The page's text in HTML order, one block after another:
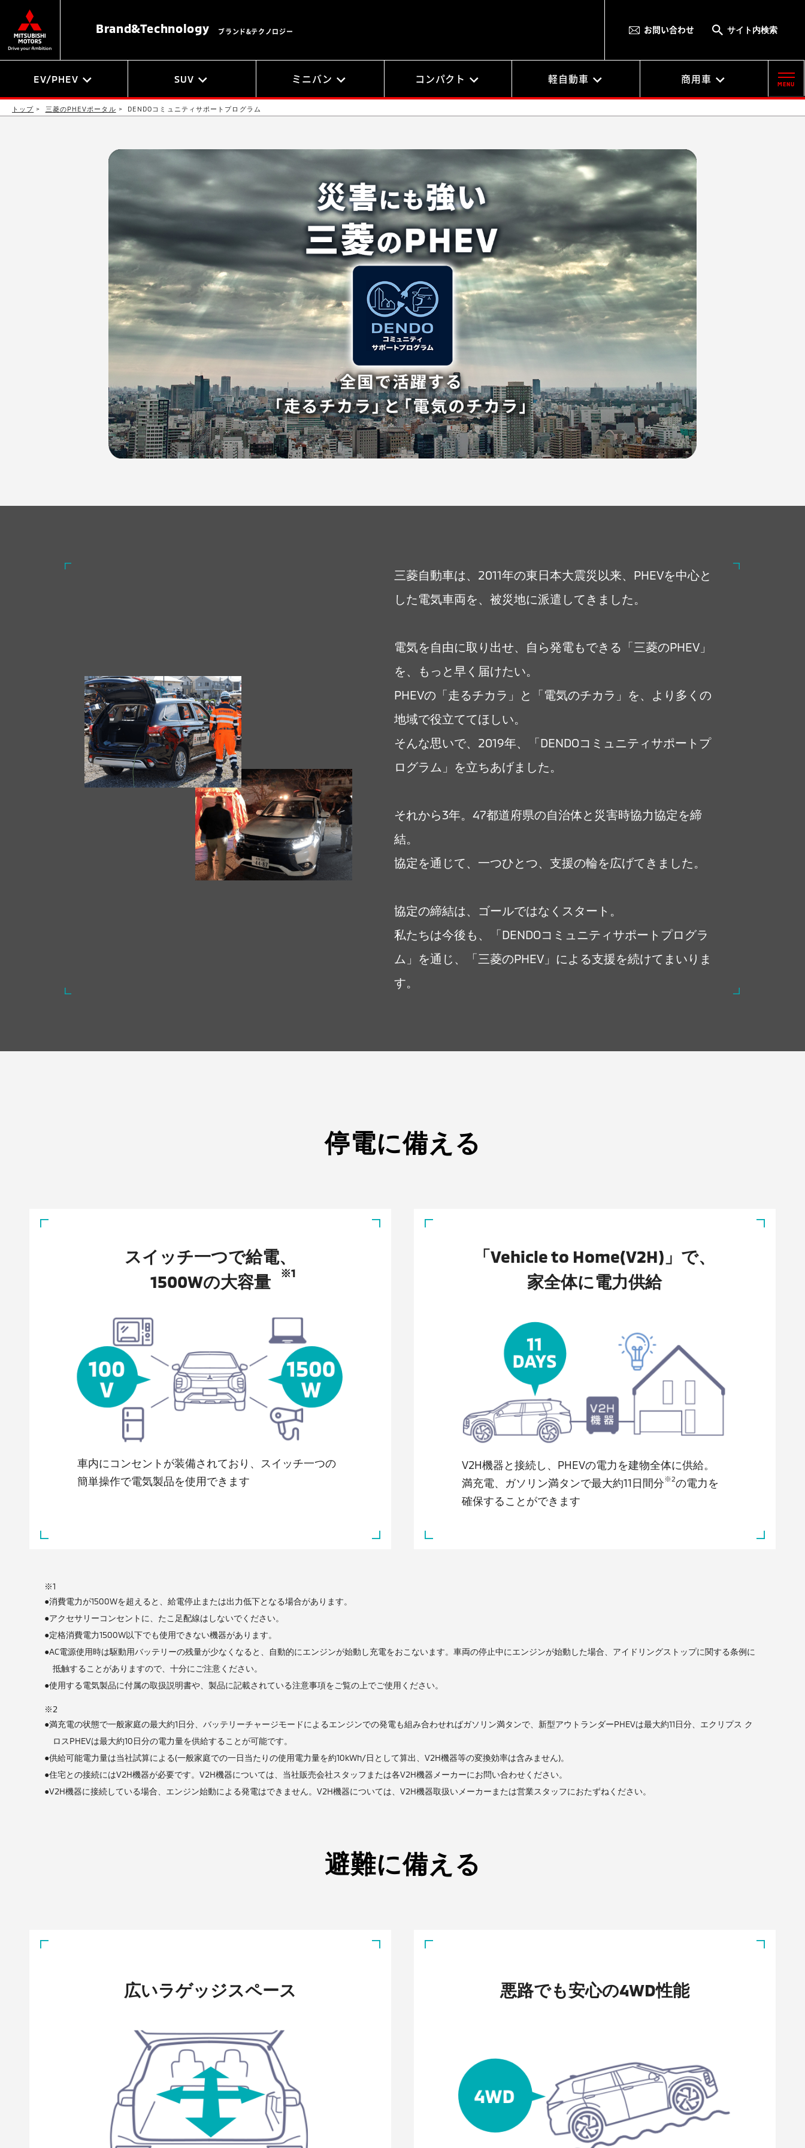
Brand&Technology ブランド&テクノロジー お問い合わせ サイト内検索
EV/PHEV SUV ミニバン コンパクト 軽自動車 商用車 MENU
トップ 三菱のPHEVポータル DENDOコミュニティサポートプログラム
三菱自動車は、2011年の東日本大震災以来、PHEVを中心と
した電気車両を、被災地に派遣してきました。
電気を自由に取り出せ、自ら発電もできる「三菱のPHEV」
を、もっと早く届けたい。
PHEVの「走るチカラ」と「電気のチカラ」を、より多くの
地域で役立ててほしい。
そんな思いで、2019年、「DENDOコミュニティサポートプ
ログラム」を立ちあげました。
それから3年。47都道府県の自治体と災害時協力協定を締
結。
協定を通じて、一つひとつ、支援の輪を広げてきました。
協定の締結は、ゴールではなくスタート。
私たちは今後も、「DENDOコミュニティサポートプログラ
ム」を通じ、「三菱のPHEV」による支援を続けてまいりま
す。
停電に備える
スイッチ一つで給電、
1500Wの大容量
※1
車内にコンセントが装備されており、スイッチ一つの
簡単操作で電気製品を使用できます
「Vehicle to Home(V2H)」で、
家全体に電力供給
V2H機器と接続し、PHEVの電力を建物全体に供給。
満充電、ガソリン満タンで最大約11日間分※2の電力を
確保することができます
※1
●消費電力が1500Wを超えると、給電停止または出力低下となる場合があります。
●アクセサリーコンセントに、たこ足配線はしないでください。
●定格消費電力1500W以下でも使用できない機器があります。
●AC電源使用時は駆動用バッテリーの残量が少なくなると、自動的にエンジンが始動し充電をおこないます。車両の停止中にエンジンが始動した場合、アイドリングストップに関する条例に
抵触することがありますので、十分にご注意ください。
●使用する電気製品に付属の取扱説明書や、製品に記載されている注意事項をご覧の上でご使用ください。
※2
●満充電の状態で一般家庭の最大約1日分、バッテリーチャージモードによるエンジンでの発電も組み合わせればガソリン満タンで、新型アウトランダーPHEVは最大約11日分、エクリプス ク
ロスPHEVは最大約10日分の電力量を供給することが可能です。
●供給可能電力量は当社試算による(一般家庭での一日当たりの使用電力量を約10kWh/日として算出、V2H機器等の変換効率は含みません)。
●住宅との接続にはV2H機器が必要です。V2H機器については、当社販売会社スタッフまたは各V2H機器メーカーにお問い合わせください。
●V2H機器に接続している場合、エンジン始動による発電はできません。V2H機器については、V2H機器取扱いメーカーまたは営業スタッフにおたずねください。
避難に備える
広いラゲッジスペース 悪路でも安心の4WD性能